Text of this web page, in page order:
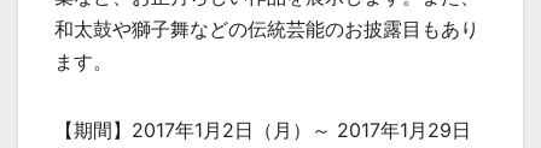
和太鼓や獅子舞などの伝統芸能のお披露目もあり
ます。
【期間】2017年1月2日（月）～ 2017年1月29日